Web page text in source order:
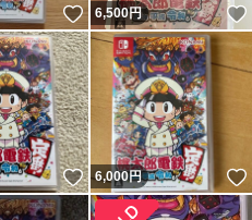
いいね！
6,500円
いいね！
6,000円